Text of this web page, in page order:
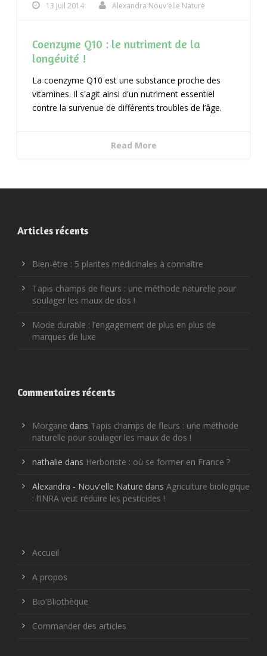
13 Juil 2014 Alexandra Nouv'elle Nature
Coenzyme Q10 : le nutriment de la
longévité !
La coenzyme Q10 est une substance proche des
vitamines. Il s'agit ainsi d'un nutriment essentiel
contre la survenue de différents troubles de l’âge.
Read More
Articles récents
Bien-être : 5 plantes médicinales à connaître
Tapis champs de fleurs : une méthode naturelle pour
soulager les maux de dos !
Mode durable : l’engagement de plus en plus de
marques de luxe
Commentaires récents
Morgane dans Tapis champs de fleurs : une méthode
naturelle pour soulager les maux de dos !
nathalie dans Herboriste : où se former en France ?
Alexandra - Nouv'elle Nature dans Agriculture biologique
: l’INRA veut réduire les pesticides !
Accueil
A propos
Bio’Bliothèque
Commander des articles